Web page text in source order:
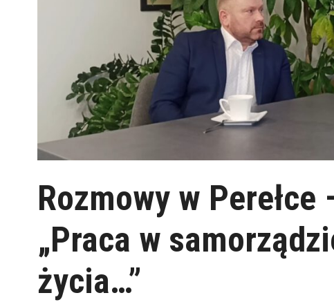
Rozmowy w
„Praca w
życia…”